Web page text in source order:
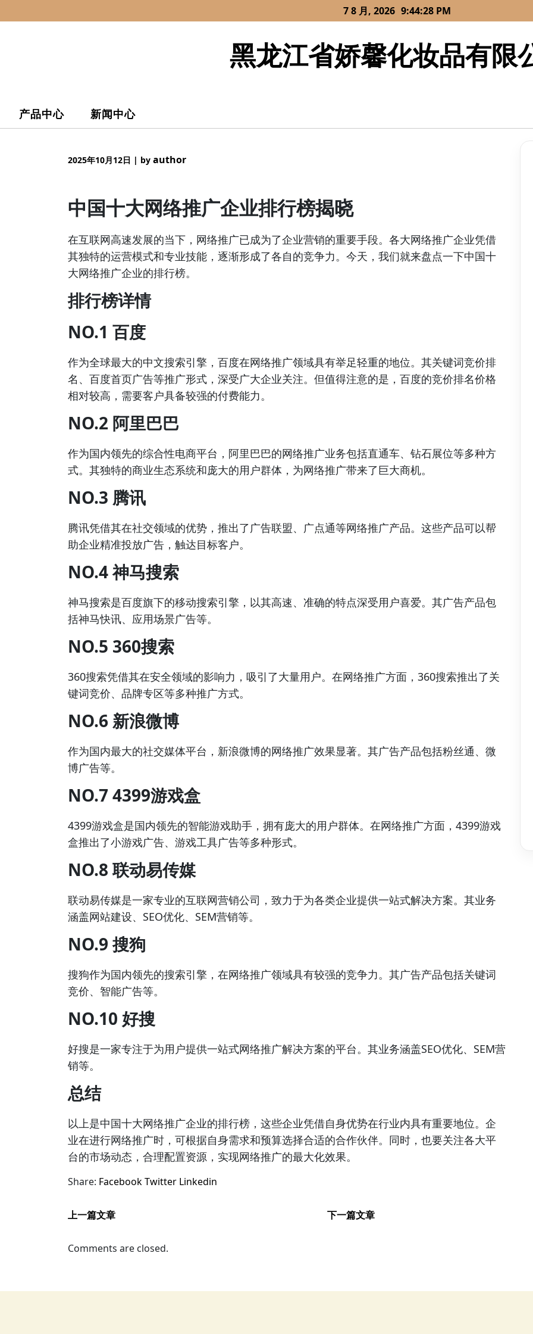
to
7 8 月, 2026 9:44:28 PM
黑龙江省娇馨化妆品有限
产品中心 新闻中心
2025年10月12日 | by author
中国十大网络推广企业排行榜揭晓
在互联网高速发展的当下，网络推广已成为了企业营销的重要手段。各大网络推广企业凭借
其独特的运营模式和专业技能，逐渐形成了各自的竞争力。今天，我们就来盘点一下中国十
大网络推广企业的排行榜。
排行榜详情
NO.1 百度
作为全球最大的中文搜索引擎，百度在网络推广领域具有举足轻重的地位。其关键词竞价排
名、百度首页广告等推广形式，深受广大企业关注。但值得注意的是，百度的竞价排名价格
相对较高，需要客户具备较强的付费能力。
NO.2 阿里巴巴
作为国内领先的综合性电商平台，阿里巴巴的网络推广业务包括直通车、钻石展位等多种方
式。其独特的商业生态系统和庞大的用户群体，为网络推广带来了巨大商机。
NO.3 腾讯
腾讯凭借其在社交领域的优势，推出了广告联盟、广点通等网络推广产品。这些产品可以帮
助企业精准投放广告，触达目标客户。
NO.4 神马搜索
神马搜索是百度旗下的移动搜索引擎，以其高速、准确的特点深受用户喜爱。其广告产品包
括神马快讯、应用场景广告等。
NO.5 360搜索
360搜索凭借其在安全领域的影响力，吸引了大量用户。在网络推广方面，360搜索推出了关
键词竞价、品牌专区等多种推广方式。
NO.6 新浪微博
作为国内最大的社交媒体平台，新浪微博的网络推广效果显著。其广告产品包括粉丝通、微
博广告等。
NO.7 4399游戏盒
4399游戏盒是国内领先的智能游戏助手，拥有庞大的用户群体。在网络推广方面，4399游戏
盒推出了小游戏广告、游戏工具广告等多种形式。
NO.8 联动易传媒
联动易传媒是一家专业的互联网营销公司，致力于为各类企业提供一站式解决方案。其业务
涵盖网站建设、SEO优化、SEM营销等。
NO.9 搜狗
搜狗作为国内领先的搜索引擎，在网络推广领域具有较强的竞争力。其广告产品包括关键词
竞价、智能广告等。
NO.10 好搜
好搜是一家专注于为用户提供一站式网络推广解决方案的平台。其业务涵盖SEO优化、SEM营
销等。
总结
以上是中国十大网络推广企业的排行榜，这些企业凭借自身优势在行业内具有重要地位。企
业在进行网络推广时，可根据自身需求和预算选择合适的合作伙伴。同时，也要关注各大平
台的市场动态，合理配置资源，实现网络推广的最大化效果。
Share: FacebookTwitter Linkedin
上一篇文章 下一篇文章
Comments are closed.